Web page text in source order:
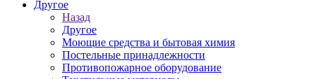
Другое
Назад
Другое
Моющие средства и бытовая химия
Постельные принадлежности
Противопожарное оборудование